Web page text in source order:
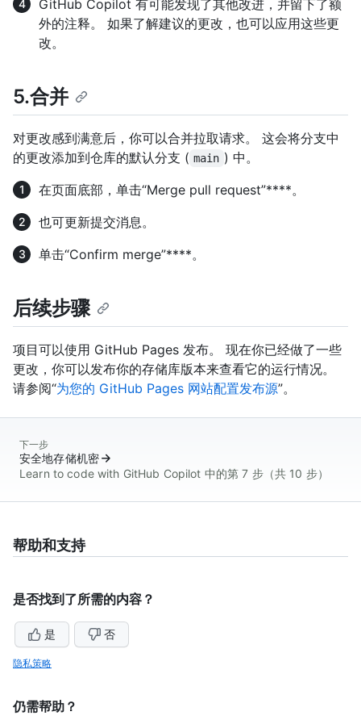
GitHub Copilot 有可能发现了其他改进，并留下了额
外的注释。 如果了解建议的更改，也可以应用这些更
改。
5.合并
对更改感到满意后，你可以合并拉取请求。 这会将分支中
的更改添加到仓库的默认分支 ( main ) 中。
在页面底部，单击“Merge pull request”****。
也可更新提交消息。
单击“Confirm merge”****。
后续步骤
项目可以使用 GitHub Pages 发布。 现在你已经做了一些
更改，你可以发布你的存储库版本来查看它的运行情况。
请参阅“为您的 GitHub Pages 网站配置发布源”。
下一步
安全地存储机密
Learn to code with GitHub Copilot 中的第 7 步（共 10 步）
帮助和支持
是否找到了所需的内容？
是 否
隐私策略
仍需帮助？